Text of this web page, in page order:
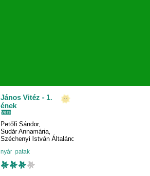
János Vitéz - 1.
ének
vers
Petőfi Sándor,
Sudár Annamária,
Széchenyi István Általános Iskola
nyár patak